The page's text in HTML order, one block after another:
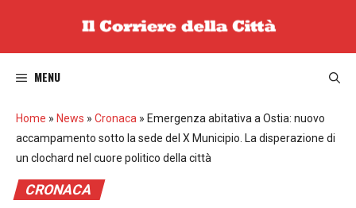
MENU
Home » News » Cronaca » Emergenza abitativa a Ostia: nuovo
accampamento sotto la sede del X Municipio. La disperazione di
un clochard nel cuore politico della città
CRONACA